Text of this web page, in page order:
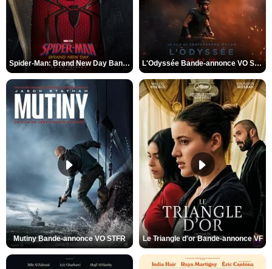
Spider-Man: Brand New Day Bande-annonce VO STFR L'Odyssée Bande-annonce VO STFR
Mutiny Bande-annonce VO STFR Le Triangle d'or Bande-annonce VF